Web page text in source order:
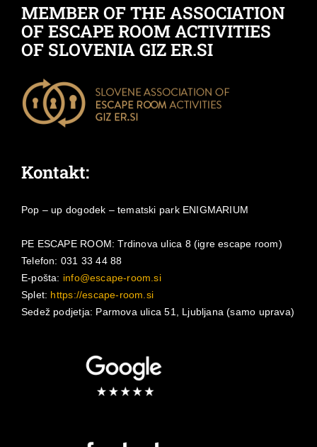
MEMBER OF THE ASSOCIATION
OF ESCAPE ROOM ACTIVITIES
OF SLOVENIA GIZ ER.SI
Kontakt:
Pop – up dogodek – tematski park ENIGMARIUM
PE ESCAPE ROOM: Trdinova ulica 8 (igre escape room)
Telefon: 031 33 44 88
E-pošta: info@escape-room.si
Splet: https://escape-room.si
Sedež podjetja: Parmova ulica 51, Ljubljana (samo uprava)